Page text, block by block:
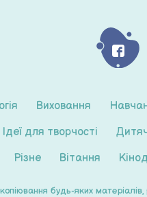
Виховання
Ідеї для творчості
Різне Вітання
будь-яких матеріалів,